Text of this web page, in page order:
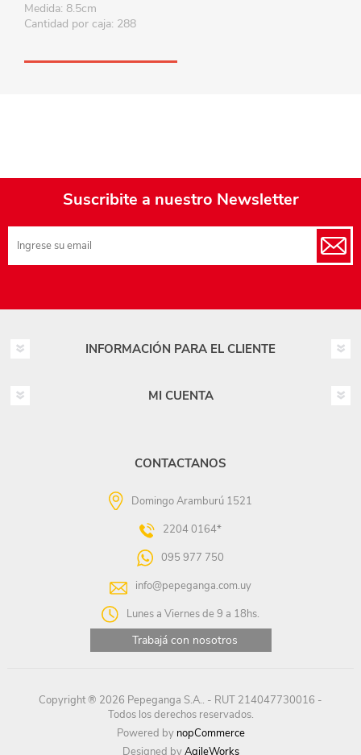
Medida: 8.5cm
Cantidad por caja: 288
Suscribite a nuestro Newsletter
INFORMACIÓN PARA EL CLIENTE
MI CUENTA
CONTACTANOS
Domingo Aramburú 1521
2204 0164*
095 977 750
info@pepeganga.com.uy
Lunes a Viernes de 9 a 18hs.
Trabajá con nosotros
Copyright ® 2026 Pepeganga S.A.. - RUT 214047730016 -
Todos los derechos reservados.
Powered by nopCommerce
Designed byAgileWorks